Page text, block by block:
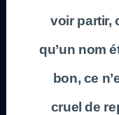
voir partir,
qu’un nom
bon, ce
cruel de